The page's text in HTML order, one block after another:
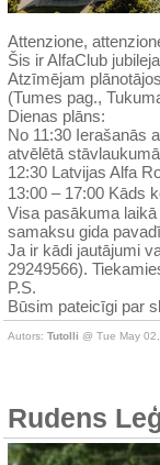
Attenzione,
Šis ir AlfaClub
Atzīmējam
(Tumes pag.,
Dienas plāns:
No 11:30 Ierašanās
atvēlētā
12:30 Latvijas Alfa
13:00 – 17:00 Kāds
Visa pasākuma
samaksu gida
Ja ir kādi jautājumi
29249566).
P.S.
Būsim pateicīgi par
Autors: Tutolli @ Tue May
Rudens